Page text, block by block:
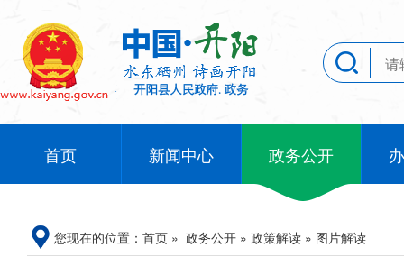
首页 新闻中心 政务公开
您现在的位置： 首页 » 政务公开 » 政策解读 » 图片解读